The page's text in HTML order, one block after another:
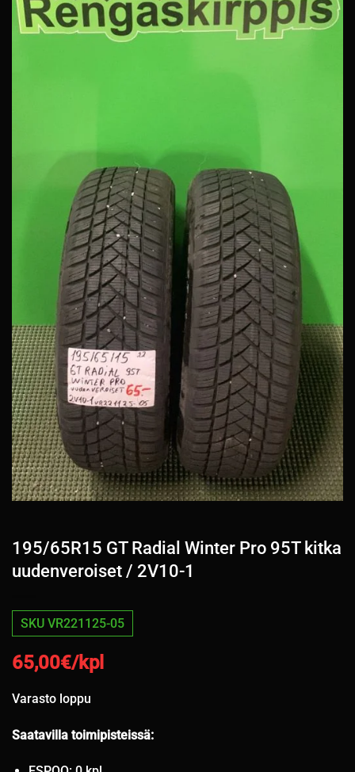
195/65R15 GT Radial Winter Pro 95T kitka
uudenveroiset / 2V10-1
SKU VR221125-05
65,00€/kpl
Varasto loppu
Saatavilla toimipisteissä: